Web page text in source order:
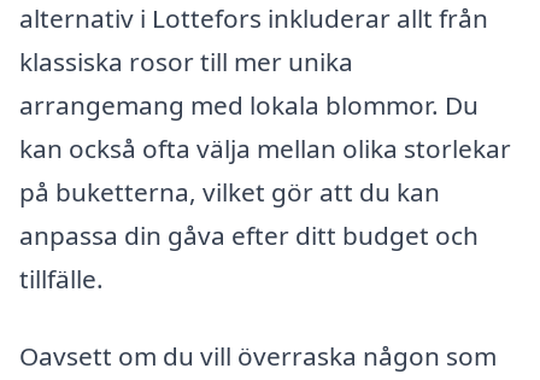
alternativ i Lottefors inkluderar allt från
klassiska rosor till mer unika
arrangemang med lokala blommor. Du
kan också ofta välja mellan olika storlekar
på buketterna, vilket gör att du kan
anpassa din gåva efter ditt budget och
tillfälle.
Oavsett om du vill överraska någon som